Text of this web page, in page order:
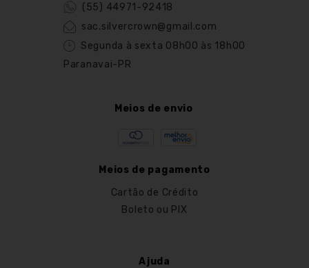
(55) 44971-92418
sac.silvercrown@gmail.com
Segunda à sexta 08h00 às 18h00
Paranavai-PR
Meios de envio
Meios de pagamento
Cartão de Crédito
Boleto ou PIX
Ajuda